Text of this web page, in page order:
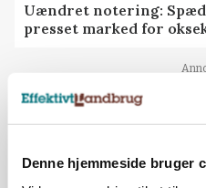
Denne hjemmeside bruger
Uændret notering:
presset marked for